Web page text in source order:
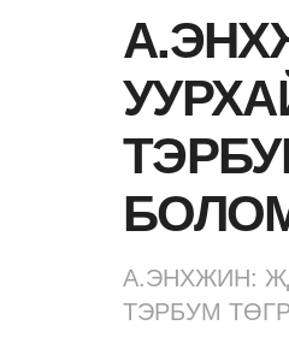
А.ЭНХЖИН:
ТЭРБУМ